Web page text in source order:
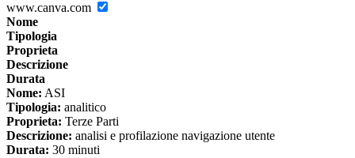
www.canva.com
Nome
Tipologia
Proprieta
Descrizione
Durata
Nome: ASI
Tipologia: analitico
Proprieta: Terze Parti
Descrizione: analisi e profilazione navigazione utente
Durata: 30 minuti